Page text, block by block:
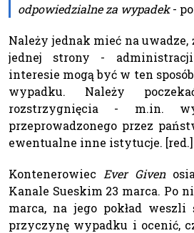
odpowiedzialne za wypadek-
Należy jednak mieć na
jednej strony -
interesie mogą być w ten
wypadku. Należy
rozstrzygnięcia - m.in.
przeprowadzonego przez
ewentualne inne istytucje. [red.]
Kontenerowiec Ever Given
Kanale Sueskim 23 marca. Po
marca, na jego pokład weszli
przyczynę wypadku i ocenić,